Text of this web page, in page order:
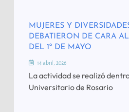
MUJERES Y
DEBATIERON DE CARA
DEL 1º DE MAYO
14 abril, 2026
La actividad se realizó
Universitario de Rosario